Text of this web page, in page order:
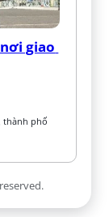
giao
thành phố